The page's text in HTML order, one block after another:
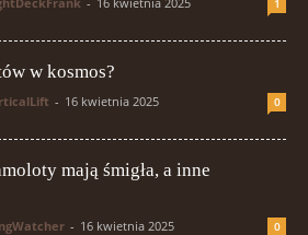
1
w kosmos?
- 16 kwietnia 2025 0
mają śmigła, a inne
- 16 kwietnia 2025 0